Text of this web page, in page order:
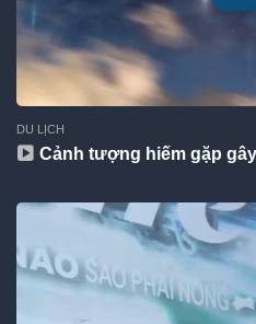
DU LỊCH
Cảnh tượng hiếm gặp